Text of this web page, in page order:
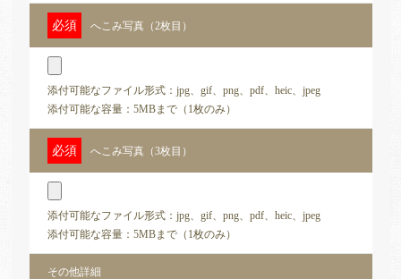
へこみ写真（2枚目）
添付可能なファイル形式：jpg、gif、png、pdf、heic、jpeg
添付可能な容量：5MBまで（1枚のみ）
へこみ写真（3枚目）
添付可能なファイル形式：jpg、gif、png、pdf、heic、jpeg
添付可能な容量：5MBまで（1枚のみ）
その他詳細